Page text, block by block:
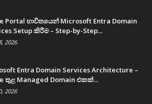
Portal භාවිතයෙන් Microsoft Entra Domain
Setup කිරීම – Step-by-Step...
2026
Entra Domain Services Architecture –
තුළ Managed Domain එකක්...
2026